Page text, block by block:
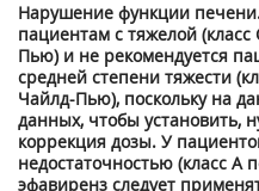
Нарушение функции
пациентам с тяжелой
Пью) и не рекомендуется
средней степени тяжести
Чайлд-Пью), поскольку на
данных, чтобы установить,
коррекция дозы. У
недостаточностью (класс
эфавиренз следует